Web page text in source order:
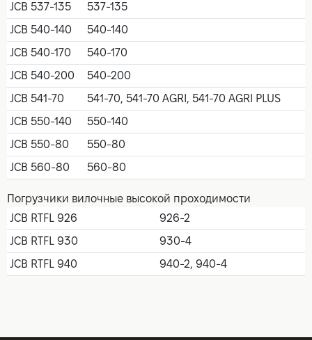
JCB 537-135
537-135
JCB 540-140
540-140
JCB 540-170
540-170
JCB 540-200
540-200
JCB 541-70
541-70, 541-70 AGRI, 541-70 AGRI PLUS
JCB 550-140
550-140
JCB 550-80
550-80
JCB 560-80
560-80
Погрузчики вилочные высокой проходимости
JCB RTFL 926
926-2
JCB RTFL 930
930-4
JCB RTFL 940
940-2, 940-4